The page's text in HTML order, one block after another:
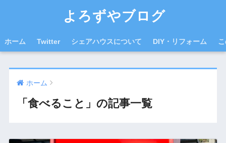
よろずやブログ
ホーム Twitter シェアハウスについて DIY・リフォーム
ホーム
「食べること」の記事一覧